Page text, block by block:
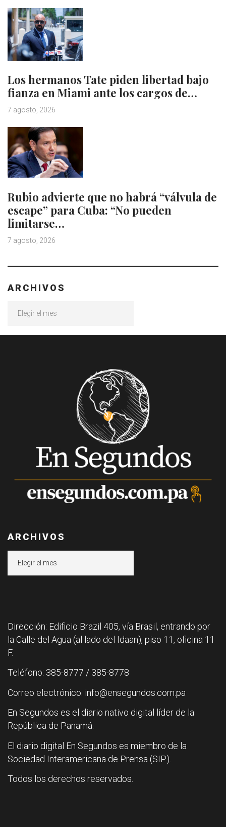
Los hermanos Tate piden libertad bajo
fianza en Miami ante los cargos de…
7 agosto, 2026
Rubio advierte que no habrá “válvula de
escape” para Cuba: “No pueden
limitarse…
7 agosto, 2026
ARCHIVOS
ARCHIVOS
Dirección: Edificio Brazil 405, vía Brasil, entrando por
la Calle del Agua (al lado del Idaan), piso 11, oficina 11
F.
Teléfono: 385-8777 / 385-8778
Correo electrónico: info@ensegundos.com.pa
En Segundos es el diario nativo digital líder de la
República de Panamá.
El diario digital En Segundos es miembro de la
Sociedad Interamericana de Prensa (SIP).
Todos los derechos reservados.